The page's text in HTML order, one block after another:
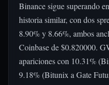
Binance sigue superando
historia similar, con dos
8.90% y 8.66%, ambos
Coinbase de $0.820000.
apariciones con 10.31%
9.18% (Bitunix a Gate